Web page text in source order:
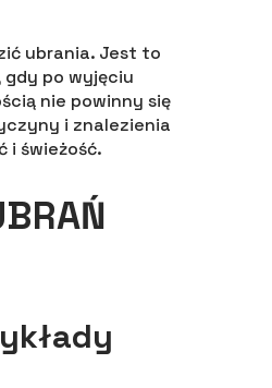
ubrania. Jest to
po wyjęciu
nie powinny się
i znalezienia
i świeżość.